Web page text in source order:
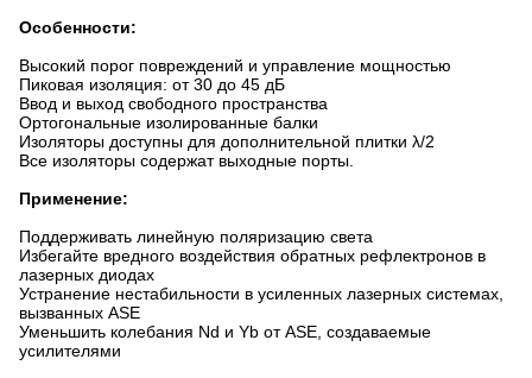
Особенности:
Высокий порог повреждений и управление мощностью
Пиковая изоляция: от 30 до 45 дБ
Ввод и выход свободного пространства
Ортогональные изолированные балки
Изоляторы доступны для дополнительной плитки λ/2
Все изоляторы содержат выходные порты.
Применение:
Поддерживать линейную поляризацию света
Избегайте вредного воздействия обратных рефлектронов в
лазерных диодах
Устранение нестабильности в усиленных лазерных системах,
вызванных ASE
Уменьшить колебания Nd и Yb от ASE, создаваемые
усилителями